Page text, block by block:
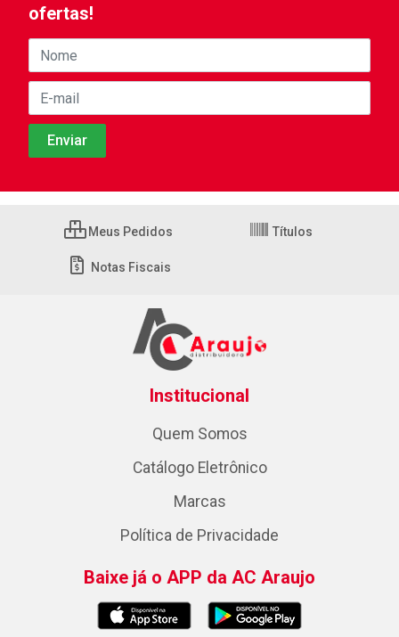
ofertas!
Meus Pedidos Títulos
Notas Fiscais
Institucional
Quem Somos
Catálogo Eletrônico
Marcas
Política de Privacidade
Baixe já o APP da AC Araujo